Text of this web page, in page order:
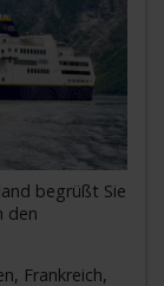
begrüßt Sie
den
Frankreich,